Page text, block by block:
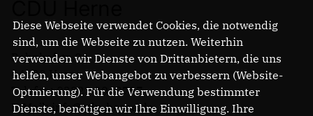
Bahnhofstr. 84
44623 Herne
Telefon: 02323 2043737
E-Mail: info@cdu-herne.de
Diese Webseite verwendet Cookies, die notwendig
sind, um die Webseite zu nutzen. Weiterhin
verwenden wir Dienste von Drittanbietern, die uns
helfen, unser Webangebot zu verbessern (Website-
Optmierung). Für die Verwendung bestimmter
Dienste, benötigen wir Ihre Einwilligung. Ihre